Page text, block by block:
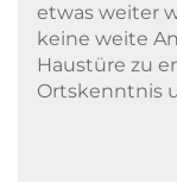
etwas weiter
keine weite
Haustüre zu
Ortskenntnis